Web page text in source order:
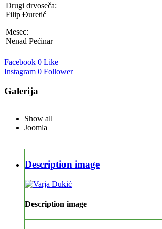
Drugi drvoseča:
Filip Đuretić
Mesec:
Nenad Pećinar
Facebook 0 Like
Instagram 0 Follower
Galerija
Show all
Joomla
Description image
Description image